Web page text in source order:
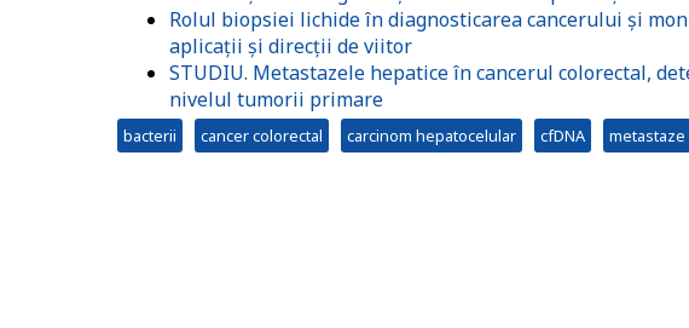
Rolul biopsiei lichide în diagnosticarea cancerului și
aplicații și direcții de viitor
STUDIU. Metastazele hepatice în cancerul colorectal,
nivelul tumorii primare
bacterii cancer colorectal carcinom hepatocelular cfDNA metastaze